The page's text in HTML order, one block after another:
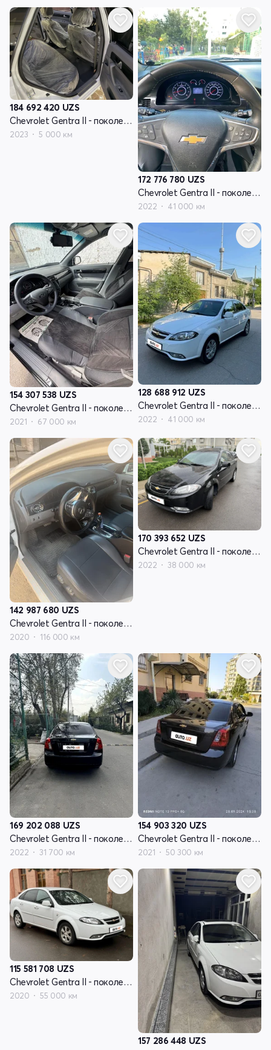
184 692 420 UZS
Chevrolet Gentra II - поколение
2023 5 000 км
172 776 780 UZS
Chevrolet Gentra II - поколение
2022 41 000 км
154 307 538 UZS
Chevrolet Gentra II - поколение
2021 67 000 км
128 688 912 UZS
Chevrolet Gentra II - поколение
2022 41 000 км
142 987 680 UZS
Chevrolet Gentra II - поколение
2020 116 000 км
170 393 652 UZS
Chevrolet Gentra II - поколение
2022 38 000 км
169 202 088 UZS
Chevrolet Gentra II - поколение
2022 31 700 км
154 903 320 UZS
Chevrolet Gentra II - поколение
2021 50 300 км
115 581 708 UZS
Chevrolet Gentra II - поколение
2020 55 000 км
157 286 448 UZS